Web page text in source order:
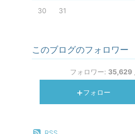
30 31
このブログのフォロワー
フォロワー: 35,629
フォロー